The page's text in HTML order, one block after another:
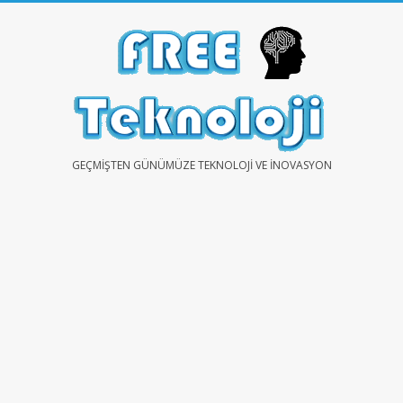
FREEGEÇMIŞTEN GÜNÜMÜZE TEKNOLOJI VE İNOVASYON